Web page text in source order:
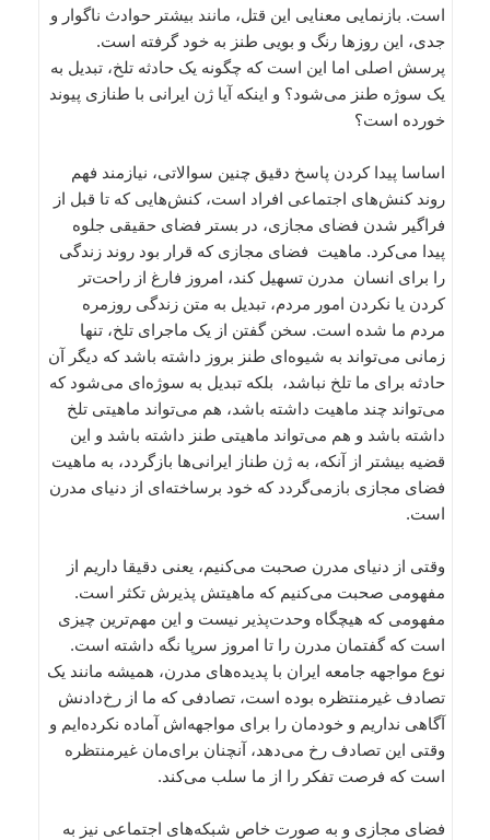
است. بازنمایی معنایی این قتل، مانند بیشتر حوادث ناگوار و
جدی، این روزها رنگ و بویی طنز به خود گرفته است.
پرسش اصلی اما این است که چگونه یک حادثه تلخ، تبدیل به
یک سوژه طنز می‌شود؟ و اینکه آیا ژن ایرانی با طنازی پیوند
خورده است؟
اساسا پیدا کردن پاسخ دقیق چنین سوالاتی، نیازمند فهم
روند کنش‌های اجتماعی افراد است، کنش‌هایی که تا قبل از
فراگیر شدن فضای مجازی، در بستر فضای حقیقی جلوه
پیدا می‌کرد. ماهیت فضای مجازی که قرار بود روند زندگی
را برای انسان مدرن تسهیل کند، امروز فارغ از راحت‌تر
کردن یا نکردن امور مردم، تبدیل به متن زندگی روزمره
مردم ما شده است. سخن گفتن از یک ماجرای تلخ، تنها
زمانی می‌تواند به شیوه‌ای طنز بروز داشته باشد که دیگر آن
حادثه برای ما تلخ نباشد، بلکه تبدیل به سوژه‌ای می‌شود که
می‌تواند چند ماهیت داشته باشد، هم می‌تواند ماهیتی تلخ
داشته باشد و هم می‌تواند ماهیتی طنز داشته باشد و این
قضیه بیشتر از آنکه، به ژن طناز ایرانی‌ها بازگردد، به ماهیت
فضای مجازی بازمی‌گردد که خود برساخته‌ای از دنیای مدرن
است.
وقتی از دنیای مدرن صحبت می‌کنیم، یعنی دقیقا داریم از
مفهومی صحبت می‌کنیم که ماهیتش پذیرش تکثر است.
مفهومی که هیچگاه وحدت‌پذیر نیست و این مهم‌ترین چیزی
است که گفتمان مدرن را تا امروز سرپا نگه داشته است.
نوع مواجهه جامعه ایران با پدیده‌های مدرن، همیشه مانند یک
تصادف غیرمنتظره بوده است، تصادفی که ما از رخ‌دادنش
آگاهی نداریم و خودمان را برای مواجهه‌اش آماده نکرده‌ایم و
وقتی این تصادف رخ می‌دهد، آنچنان برای‌مان غیرمنتظره
است که فرصت تفکر را از ما سلب می‌کند.
فضای مجازی و به صورت خاص شبکه‌های اجتماعی نیز به